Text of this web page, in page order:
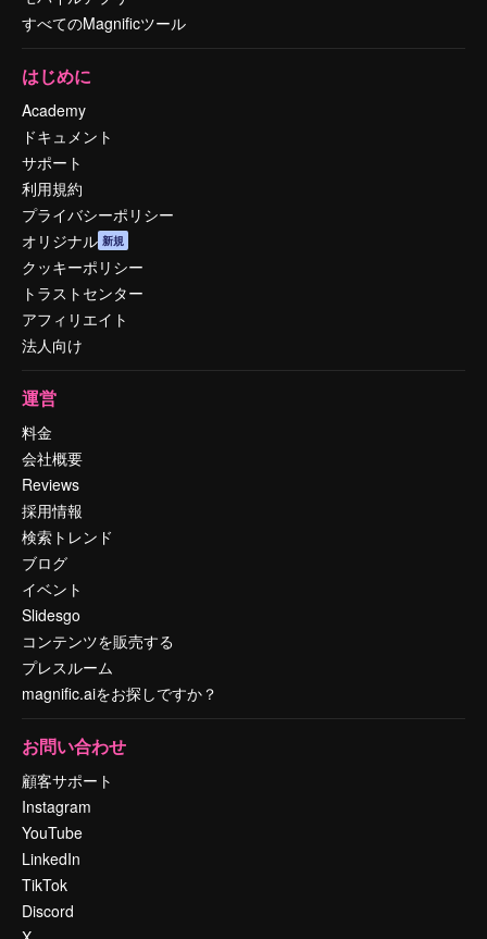
すべてのMagnificツール
はじめに
Academy
ドキュメント
サポート
利用規約
プライバシーポリシー
オリジナル 新規
クッキーポリシー
トラストセンター
アフィリエイト
法人向け
運営
料金
会社概要
Reviews
採用情報
検索トレンド
ブログ
イベント
Slidesgo
コンテンツを販売する
プレスルーム
magnific.aiをお探しですか？
お問い合わせ
顧客サポート
Instagram
YouTube
LinkedIn
TikTok
Discord